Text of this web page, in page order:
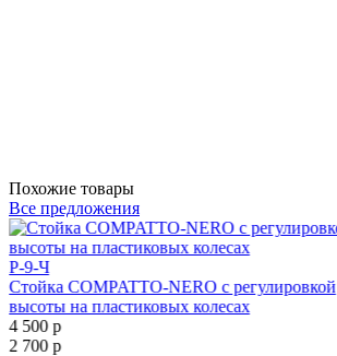
Похожие товары
Все предложения
Р-9-Ч
Стойка COMPATTO-NERO с регулировкой
высоты на пластиковых колесах
4 500р
2 700р